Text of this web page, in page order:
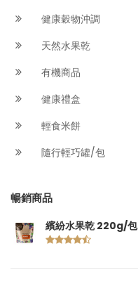
健康穀物沖調
天然水果乾
有機商品
健康禮盒
輕食米餅
隨行輕巧罐/包
暢銷商品
繽紛水果乾 220g/包